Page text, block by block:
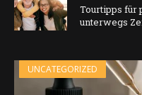
Tourtipps für
unterwegs
UNCATEGORIZED